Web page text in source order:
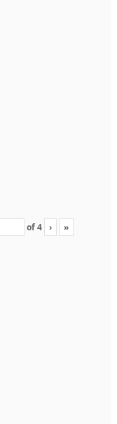
of4 › »